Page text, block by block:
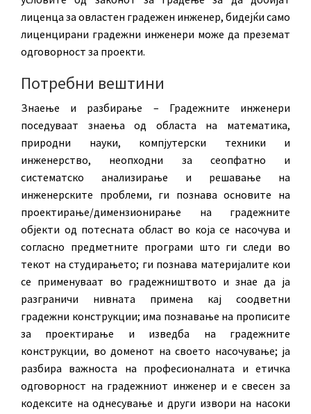
лиценца за овластен градежен инженер, бидејќи само
лиценцирани градежни инженери може да преземат
одговорност за проекти.
Потребни вештини
Знаење и разбирање – Градежните инженери
поседуваат знаења од областа на математика,
природни науки, компјутерски техники и
инженерство, неопходни за сеопфатно и
систематско анализирање и решавање на
инженерските проблеми, ги познава основите на
проектирање/димензионирање на градежните
објекти од потесната област во која се насочува и
согласно предметните програми што ги следи во
текот на студирањето; ги познава материјалите кои
се применуваат во градежништвото и знае да ја
разграничи нивната примена кај соодветни
градежни конструкции; има познавање на прописите
за проектирање и изведба на градежните
конструкции, во доменот на своето насочување; ја
разбира важноста на професионалната и етичка
одговорност на градежниот инженер и е свесен за
кодексите на однесување и други извори на насоки